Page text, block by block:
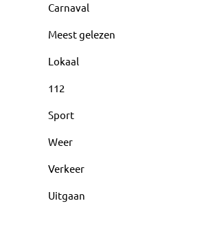
Carnaval
Meest gelezen
Lokaal
112
Sport
Weer
Verkeer
Uitgaan